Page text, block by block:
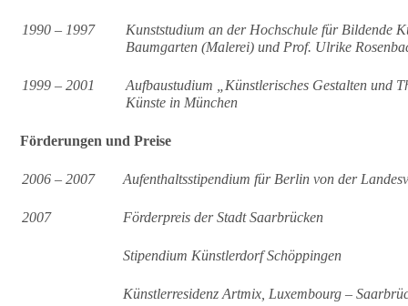
1990 – 1997
Kunststudium an der Hochschule für Bildende
Baumgarten (Malerei) und Prof. Ulrike
1999 – 2001
Aufbaustudium „Künstlerisches Gestalten und
Künste in München
Förderungen und Preise
2006 – 2007 Aufenthaltsstipendium für Berlin von der
2007 Förderpreis der Stadt Saarbrücken
Stipendium Künstlerdorf Schöppingen
Künstlerresidenz Artmix, Luxembourg –